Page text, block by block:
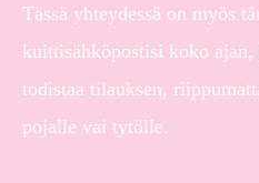
Tässä yhteydessä on myös
kuittisähköpostisi koko
todistaa tilauksen,
pojalle vai tytölle.